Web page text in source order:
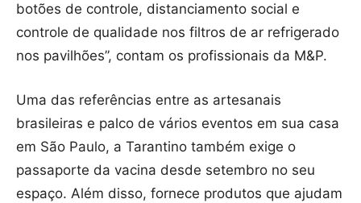
botões de controle, distanciamento social e
controle de qualidade nos filtros de ar refrigerado
nos pavilhões”, contam os profissionais da M&P.
Uma das referências entre as artesanais
brasileiras e palco de vários eventos em sua casa
em São Paulo, a Tarantino também exige o
passaporte da vacina desde setembro no seu
espaço. Além disso, fornece produtos que ajudam